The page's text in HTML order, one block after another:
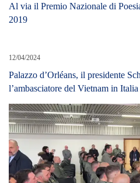
Al via il Premio Nazionale di
2019
12/04/2024
Palazzo d’Orléans, il presidente
l’ambasciatore del Vietnam in Italia